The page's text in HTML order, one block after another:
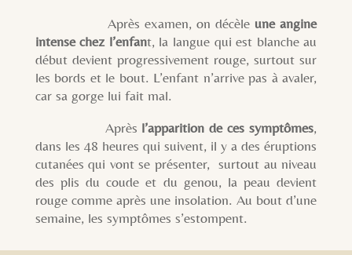
Après examen, on décèle une angine
intense chez l’enfant, la langue qui est blanche au
début devient progressivement rouge, surtout sur
les bords et le bout. L’enfant n’arrive pas à avaler,
car sa gorge lui fait mal.
Après l’apparition de ces symptômes,
dans les 48 heures qui suivent, il y a des éruptions
cutanées qui vont se présenter, surtout au niveau
des plis du coude et du genou, la peau devient
rouge comme après une insolation. Au bout d’une
semaine, les symptômes s’estompent.